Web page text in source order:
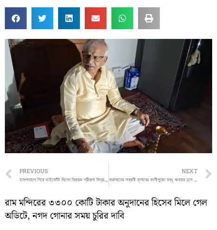
Prev
PREVIOUS
হাসপাতালে গিয়ে ভাইফোঁটা দিলেন বিধায়ক শ্রীরূপা মিত্র চৌধুরী, আক্রান্ত সাংসদ খগেন মুর্মুর দ্রুত আরোগ্য কামনা
NEXT
বারাসাতের সন্ধানী ক্লাবের কালীপুজো বন্ধ, জনতার ঢলে ভেঙে পড়ল ব্যারিকেড
রাম মন্দিরের ৩৩০০ কোটি টাকার অনুদানের হিসেব মিলে গেল
অডিটে, নগদ গোনার সময় চুরির দাবি